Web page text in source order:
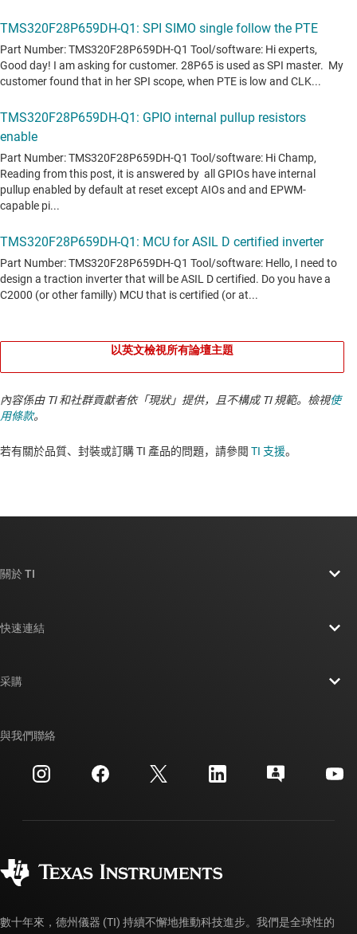
以英文檢視所有論壇主題
內容係由 TI 和社群貢獻者依「現狀」提供，且不構成 TI 規範。檢視使
用條款。
若有關於品質、封裝或訂購 TI 產品的問題，請參閱 TI 支援。​​​​​​​​​​​​​​
關於 TI
投資人關系
製造
快速連結
交互參考搜索
客戶支援中心
myTI 帳戶常見問題解答
采購
訂購 FAQ
與我們聯絡
數十年來，德州儀器 (TI) 持續不懈地推動科技進步。我們是全球性的